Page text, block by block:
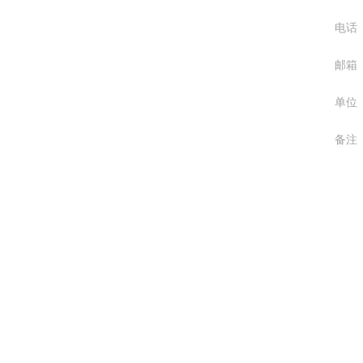
电话
邮箱
单位
备注